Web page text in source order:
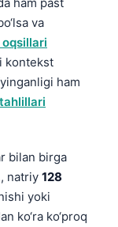
va
kontekst
ham
bilan birga
, natriy 128
yoki
ko‘ra ko‘proq